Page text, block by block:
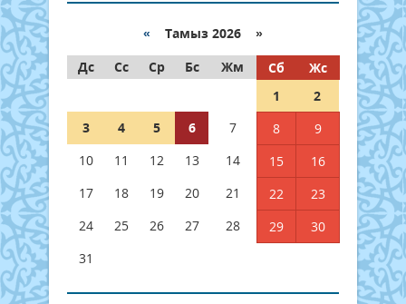
« Тамыз 2026 »
Дс
Сс Ср Бс Жм Сб
Жс
1
2
3
4 5 6 7 8
9
10
11 12 13 14 15
16
17
18 19 20 21 22
23
24
25 26 27 28 29
30
31